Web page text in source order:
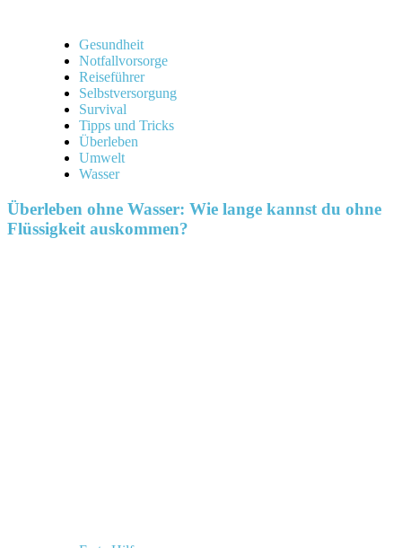
Gesundheit
Notfallvorsorge
Reiseführer
Selbstversorgung
Survival
Tipps und Tricks
Überleben
Umwelt
Wasser
Überleben ohne Wasser: Wie lange kannst du ohne
Flüssigkeit auskommen?